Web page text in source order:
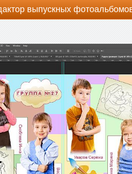
выпускных